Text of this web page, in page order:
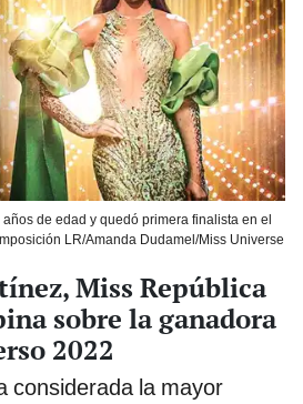
de edad y quedó primera finalista en el
LR/Amanda Dudamel/Miss Universe
Miss República
sobre la ganadora
2022
considerada la mayor